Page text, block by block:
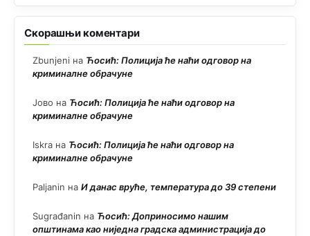
Скорашњи коментари
Zbunjeni на Ћосић: Полиција ће наћи одговор на
криминалне обрачуне
Јово на Ћосић: Полиција ће наћи одговор на
криминалне обрачуне
Iskra на Ћосић: Полиција ће наћи одговор на
криминалне обрачуне
Paljanin на И данас вруће, температура до 39 степени
Sugrađanin на Ћосић: Доприносимо нашим
општинама као ниједна градска администрација до